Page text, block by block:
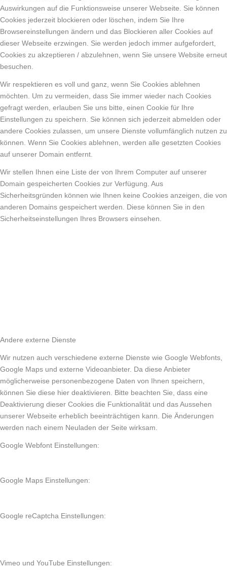
Auswirkungen auf die Funktionsweise unserer Webseite. Sie können
Cookies jederzeit blockieren oder löschen, indem Sie Ihre
Browsereinstellungen ändern und das Blockieren aller Cookies auf
dieser Webseite erzwingen. Sie werden jedoch immer aufgefordert,
Cookies zu akzeptieren / abzulehnen, wenn Sie unsere Website erneut
besuchen.
Wir respektieren es voll und ganz, wenn Sie Cookies ablehnen
möchten. Um zu vermeiden, dass Sie immer wieder nach Cookies
gefragt werden, erlauben Sie uns bitte, einen Cookie für Ihre
Einstellungen zu speichern. Sie können sich jederzeit abmelden oder
andere Cookies zulassen, um unsere Dienste vollumfänglich nutzen zu
können. Wenn Sie Cookies ablehnen, werden alle gesetzten Cookies
auf unserer Domain entfernt.
Wir stellen Ihnen eine Liste der von Ihrem Computer auf unserer
Domain gespeicherten Cookies zur Verfügung. Aus
Sicherheitsgründen können wie Ihnen keine Cookies anzeigen, die von
anderen Domains gespeichert werden. Diese können Sie in den
Sicherheitseinstellungen Ihres Browsers einsehen.
Andere externe Dienste
Wir nutzen auch verschiedene externe Dienste wie Google Webfonts,
Google Maps und externe Videoanbieter. Da diese Anbieter
möglicherweise personenbezogene Daten von Ihnen speichern,
können Sie diese hier deaktivieren. Bitte beachten Sie, dass eine
Deaktivierung dieser Cookies die Funktionalität und das Aussehen
unserer Webseite erheblich beeinträchtigen kann. Die Änderungen
werden nach einem Neuladen der Seite wirksam.
Google Webfont Einstellungen:
Google Maps Einstellungen:
Google reCaptcha Einstellungen:
Vimeo und YouTube Einstellungen: